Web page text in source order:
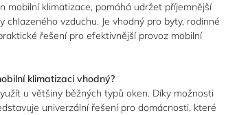
mobilní klimatizace, pomáhá udržet příjemnější
vzduchu. Je vhodný pro byty, rodinné
řešení pro efektivnější provoz mobilní
klimatizaci vhodný?
u většiny běžných typů oken. Díky možnosti
univerzální řešení pro domácnosti, které